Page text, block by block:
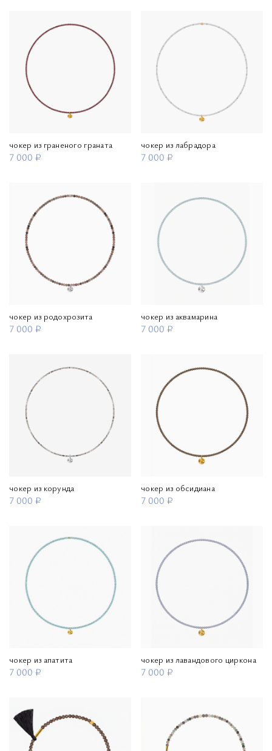
чокер из граненого граната
7 000 ₽
чокер из лабрадора
7 000 ₽
чокер из родохрозита
7 000 ₽
чокер из аквамарина
7 000 ₽
чокер из корунда
7 000 ₽
чокер из обсидиана
7 000 ₽
чокер из апатита
7 000 ₽
чокер из лавандового циркона
7 000 ₽